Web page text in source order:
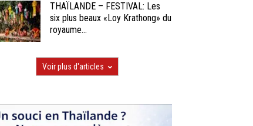
THAÏLANDE – FESTIVAL: Les
six plus beaux «Loy Krathong» du
royaume...
Voir plus d'articles